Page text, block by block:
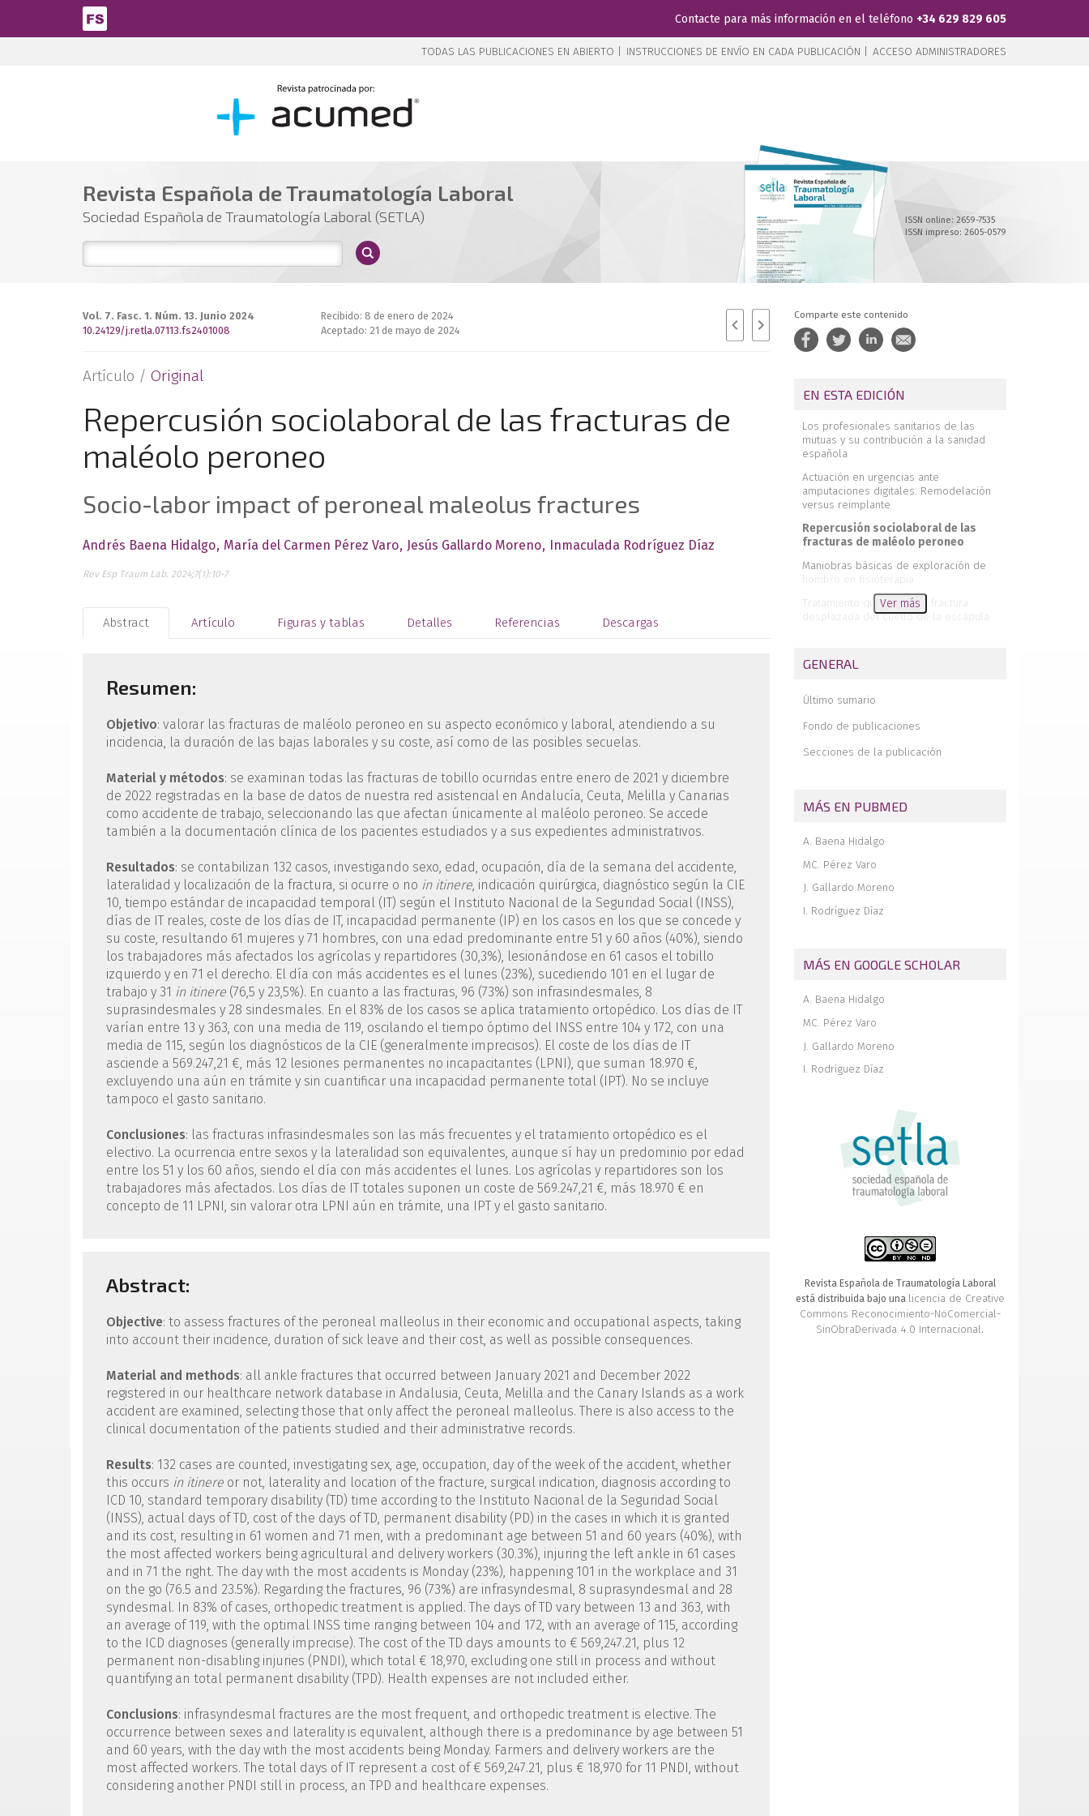
Pasar al contenido principal
Contacte para más información en el teléfono +34 629 829 605
TODAS LAS PUBLICACIONES EN ABIERTO | INSTRUCCIONES DE ENVÍO EN CADA PUBLICACIÓN | ACCESO ADMINISTRADORES
Revista Española de Traumatología Laboral
Sociedad Española de Traumatología Laboral (SETLA)
ISSN online: 2659-7535
ISSN impreso: 2605-0579
Vol. 7. Fasc. 1. Núm. 13. Junio 2024
10.24129/j.retla.07113.fs2401008
Recibido: 8 de enero de 2024
Aceptado: 21 de mayo de 2024
Artículo / Original
Repercusión sociolaboral de las fracturas de
maléolo peroneo
Socio-labor impact of peroneal maleolus fractures
Andrés Baena Hidalgo María del Carmen Pérez Varo Jesús Gallardo Moreno Inmaculada Rodríguez Díaz
Rev Esp Traum Lab. 2024;7(1):10-7
Abstract Artículo Figuras y tablas Detalles Referencias Descargas
Resumen:
Objetivo: valorar las fracturas de maléolo peroneo en su aspecto económico y laboral, atendiendo a su
incidencia, la duración de las bajas laborales y su coste, así como de las posibles secuelas.
Material y métodos: se examinan todas las fracturas de tobillo ocurridas entre enero de 2021 y diciembre
de 2022 registradas en la base de datos de nuestra red asistencial en Andalucía, Ceuta, Melilla y Canarias
como accidente de trabajo, seleccionando las que afectan únicamente al maléolo peroneo. Se accede
también a la documentación clínica de los pacientes estudiados y a sus expedientes administrativos.
Resultados: se contabilizan 132 casos, investigando sexo, edad, ocupación, día de la semana del accidente,
lateralidad y localización de la fractura, si ocurre o no in itinere, indicación quirúrgica, diagnóstico según la CIE
10, tiempo estándar de incapacidad temporal (IT) según el Instituto Nacional de la Seguridad Social (INSS),
días de IT reales, coste de los días de IT, incapacidad permanente (IP) en los casos en los que se concede y
su coste, resultando 61 mujeres y 71 hombres, con una edad predominante entre 51 y 60 años (40%), siendo
los trabajadores más afectados los agrícolas y repartidores (30,3%), lesionándose en 61 casos el tobillo
izquierdo y en 71 el derecho. El día con más accidentes es el lunes (23%), sucediendo 101 en el lugar de
trabajo y 31 in itinere(76,5 y 23,5%). En cuanto a las fracturas, 96 (73%) son infrasindesmales, 8
suprasindesmales y 28 sindesmales. En el 83% de los casos se aplica tratamiento ortopédico. Los días de IT
varían entre 13 y 363, con una media de 119, oscilando el tiempo óptimo del INSS entre 104 y 172, con una
media de 115, según los diagnósticos de la CIE (generalmente imprecisos). El coste de los días de IT
asciende a 569.247,21 €, más 12 lesiones permanentes no incapacitantes (LPNI), que suman 18.970 €,
excluyendo una aún en trámite y sin cuantificar una incapacidad permanente total (IPT). No se incluye
tampoco el gasto sanitario.
Conclusiones: las fracturas infrasindesmales son las más frecuentes y el tratamiento ortopédico es el
electivo. La ocurrencia entre sexos y la lateralidad son equivalentes, aunque sí hay un predominio por edad
entre los 51 y los 60 años, siendo el día con más accidentes el lunes. Los agrícolas y repartidores son los
trabajadores más afectados. Los días de IT totales suponen un coste de 569.247,21 €, más 18.970 € en
concepto de 11 LPNI, sin valorar otra LPNI aún en trámite, una IPT y el gasto sanitario.
Abstract:
Objective: to assess fractures of the peroneal malleolus in their economic and occupational aspects, taking
into account their incidence, duration of sick leave and their cost, as well as possible consequences.
Material and methods: all ankle fractures that occurred between January 2021 and December 2022
registered in our healthcare network database in Andalusia, Ceuta, Melilla and the Canary Islands as a work
accident are examined, selecting those that only affect the peroneal malleolus. There is also access to the
clinical documentation of the patients studied and their administrative records.
Results: 132 cases are counted, investigating sex, age, occupation, day of the week of the accident, whether
this occurs in itinere or not, laterality and location of the fracture, surgical indication, diagnosis according to
ICD 10, standard temporary disability (TD) time according to the Instituto Nacional de la Seguridad Social
(INSS), actual days of TD, cost of the days of TD, permanent disability (PD) in the cases in which it is granted
and its cost, resulting in 61 women and 71 men, with a predominant age between 51 and 60 years (40%), with
the most affected workers being agricultural and delivery workers (30.3%), injuring the left ankle in 61 cases
and in 71 the right. The day with the most accidents is Monday (23%), happening 101 in the workplace and 31
on the go (76.5 and 23.5%). Regarding the fractures, 96 (73%) are infrasyndesmal, 8 suprasyndesmal and 28
syndesmal. In 83% of cases, orthopedic treatment is applied. The days of TD vary between 13 and 363, with
an average of 119, with the optimal INSS time ranging between 104 and 172, with an average of 115, according
to the ICD diagnoses (generally imprecise). The cost of the TD days amounts to € 569,247.21, plus 12
permanent non-disabling injuries (PNDI), which total € 18,970, excluding one still in process and without
quantifying an total permanent disability (TPD). Health expenses are not included either.
Conclusions: infrasyndesmal fractures are the most frequent, and orthopedic treatment is elective. The
occurrence between sexes and laterality is equivalent, although there is a predominance by age between 51
and 60 years, with the day with the most accidents being Monday. Farmers and delivery workers are the
most affected workers. The total days of IT represent a cost of € 569,247.21, plus € 18,970 for 11 PNDI, without
considering another PNDI still in process, an TPD and healthcare expenses.
Comparte este contenido
EN ESTA EDICIÓN
Los profesionales sanitarios de las
mutuas y su contribución a la sanidad
española
Actuación en urgencias ante
amputaciones digitales. Remodelación
versus reimplante
Repercusión sociolaboral de las
fracturas de maléolo peroneo
Maniobras básicas de exploración de
hombro en fisioterapia
Tratamiento quirúrgico de fractura
desplazada del cuello de la escápula
siento la mano: pseudoaneurisma de la
Amputación de la falange distal de un
dedo de la mano derecha por una
mordedura de perro y su evolución
satisfactoria derivada de las curas de
enfermería
para reconstrucción del ligamento
cruzado anterior
Ver más
GENERAL
Último sumario
Fondo de publicaciones
Secciones de la publicación
MÁS EN PUBMED
A. Baena Hidalgo
MC. Pérez Varo
J. Gallardo Moreno
I. Rodríguez Díaz
MÁS EN GOOGLE SCHOLAR
A. Baena Hidalgo
MC. Pérez Varo
J. Gallardo Moreno
I. Rodríguez Díaz
Revista Española de Traumatología Laboral
está distribuida bajo una licencia de Creative
Commons Reconocimiento-NoComercial-
SinObraDerivada 4.0 Internacional.